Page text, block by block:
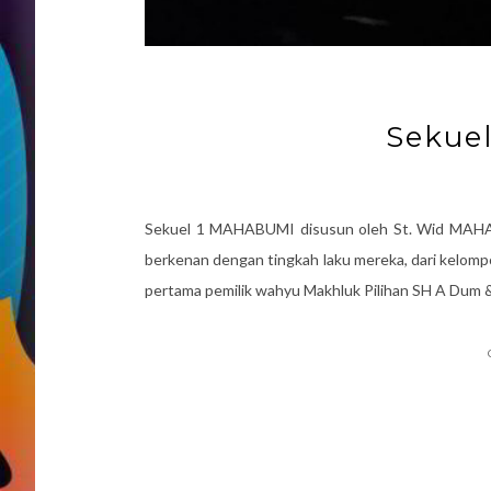
Sekuel 1 MAHABUMI disusun oleh St. Wid
berkenan dengan tingkah laku mereka, dari
pertama pemilik wahyu Makhluk Pilihan SH A